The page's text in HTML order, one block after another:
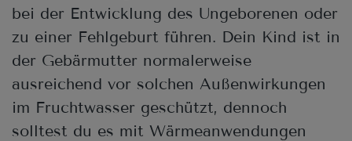
bei der Entwicklung des Ungeborenen oder
zu einer Fehlgeburt führen. Dein Kind ist in
der Gebärmutter normalerweise
ausreichend vor solchen Außenwirkungen
im Fruchtwasser geschützt, dennoch
solltest du es mit Wärmeanwendungen